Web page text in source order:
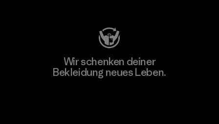
Wir schenken deiner
Bekleidung neues Leben.